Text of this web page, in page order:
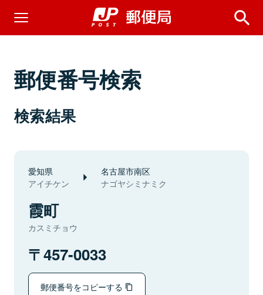
郵便番号検索
検索結果
愛知県
アイチケン
名古屋市南区
ナゴヤシミナミク
霞町
カスミチョウ
457-0033
郵便番号をコピーする